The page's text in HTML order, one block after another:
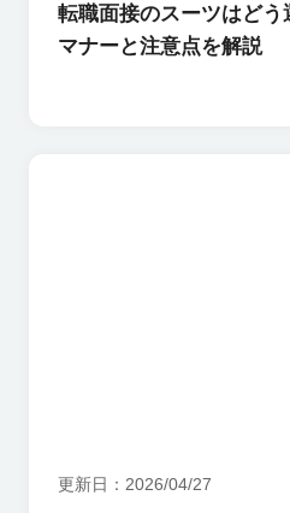
転職面接のスーツはど
マナーと注意点を解説
更新日 2026/04/27